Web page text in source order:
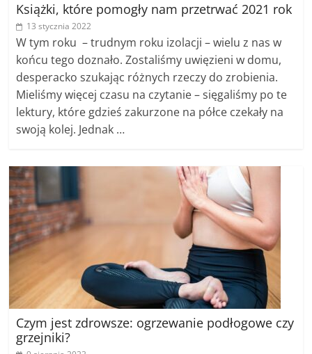
Książki, które pomogły nam przetrwać 2021 rok
13 stycznia 2022
W tym roku – trudnym roku izolacji – wielu z nas w
końcu tego doznało. Zostaliśmy uwięzieni w domu,
desperacko szukając różnych rzeczy do zrobienia.
Mieliśmy więcej czasu na czytanie – sięgaliśmy po te
lektury, które gdzieś zakurzone na półce czekały na
swoją kolej. Jednak …
Czym jest zdrowsze: ogrzewanie podłogowe czy
grzejniki?